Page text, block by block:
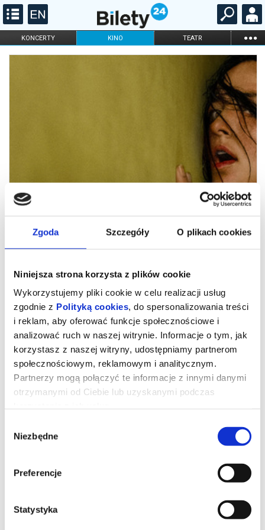
Zgoda Szczegóły O plikach cookies
Niniejsza strona korzysta z plików cookie
Wykorzystujemy pliki cookie w celu realizacji usług
zgodnie z Polityką cookies, do spersonalizowania treści
i reklam, aby oferować funkcje społecznościowe i
analizować ruch w naszej witrynie. Informacje o tym, jak
korzystasz z naszej witryny, udostępniamy partnerom
społecznościowym, reklamowym i analitycznym.
Partnerzy mogą połączyć te informacje z innymi danymi
otrzymanymi od Ciebie lub uzyskanymi podczas
zgody
Niezbędne
Preferencje
Statystyka
KONCERTY KINO TEATR ...
FILHARMONIA OPERA I BALET
nieskończony labirynt pozornie pustych korytarzy. Módl się, by tam
nie trafić.